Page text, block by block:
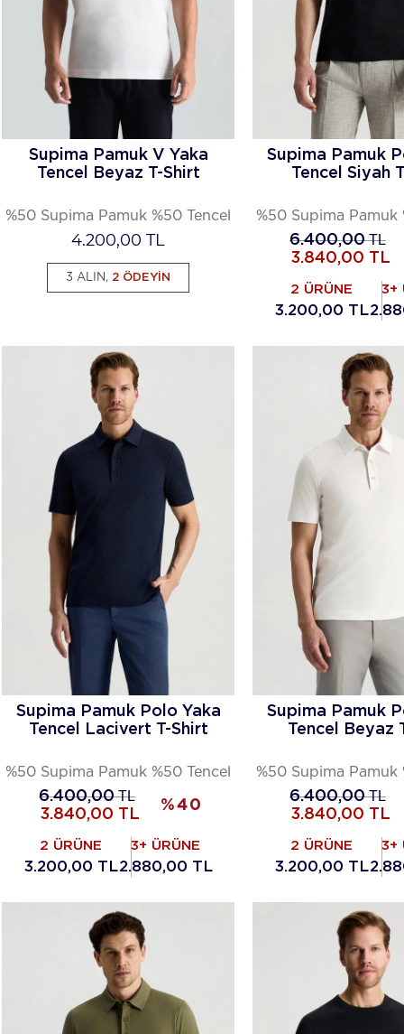
Supima Pamuk V Yaka
Tencel Beyaz T-Shirt
%50 Supima Pamuk %50 Tencel
4.200,00 TL
3 ALIN, 2 ÖDEYİN
Supima Pamuk
Tencel Siyah
%50 Supima Pamuk
6.400,00TL
3.840,00 TL
2 ÜRÜNE
3.200,00 TL
3+
Supima Pamuk Polo Yaka
Tencel Lacivert T-Shirt
%50 Supima Pamuk %50 Tencel
6.400,00TL
3.840,00 TL
%40
2 ÜRÜNE
3.200,00 TL
3+ ÜRÜNE
2.880,00 TL
Supima Pamuk
Tencel Beyaz
%50 Supima Pamuk
6.400,00TL
3.840,00 TL
2 ÜRÜNE
3.200,00 TL
3+